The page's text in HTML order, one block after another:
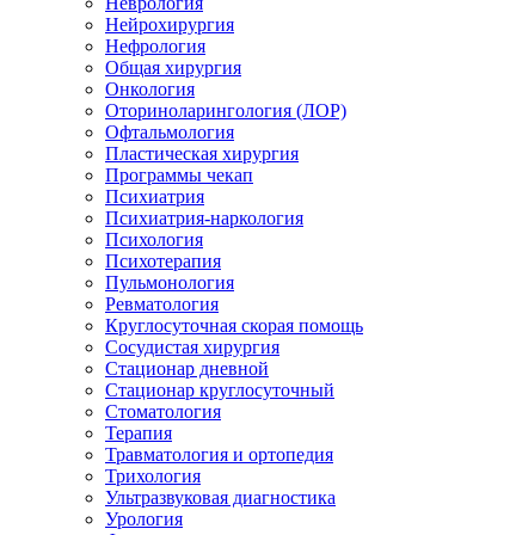
Нейрохирургия
Нефрология
Общая хирургия
Онкология
Оториноларингология (ЛОР)
Офтальмология
Пластическая хирургия
Программы чекап
Психиатрия
Психиатрия-наркология
Психология
Психотерапия
Пульмонология
Ревматология
Круглосуточная скорая помощь
Сосудистая хирургия
Стационар дневной
Стационар круглосуточный
Стоматология
Терапия
Травматология и ортопедия
Трихология
Ультразвуковая диагностика
Урология